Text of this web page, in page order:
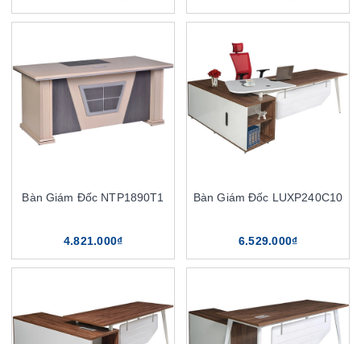
Bàn Giám Đốc NTP1890T1
4.821.000₫
Bàn Giám Đốc LUXP240C10
6.529.000₫